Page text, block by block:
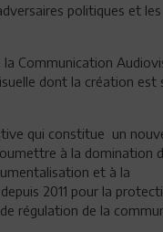
politiques et les
Communication
dont la création est
qui constitue un
à la domination
et à la
2011 pour la
régulation de la